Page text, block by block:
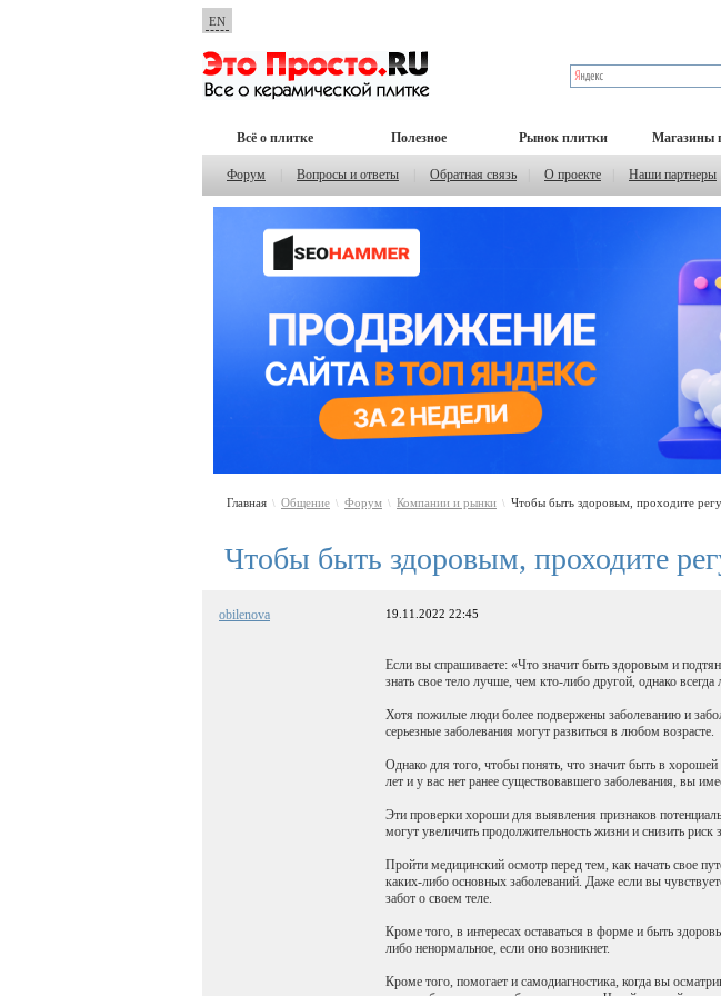
EN
Всё о плитке Полезное Рынок плитки Магазины
Форум Вопросы и ответы Обратная связь О проекте Наши партнеры
Главная \ Общение \ Форум \ Компании и рынки \ Чтобы быть здоровым, проходите
Чтобы быть здоровым, проходите
obilenova 19.11.2022 22:45
Если вы спрашиваете: «Что значит быть здоровым и
знать свое тело лучше, чем кто-либо другой, однако
Хотя пожилые люди более подвержены заболеванию и
серьезные заболевания могут развиться в любом возрасте.
Однако для того, чтобы понять, что значит быть в
лет и у вас нет ранее существовавшего заболевания, вы
Эти проверки хороши для выявления признаков
могут увеличить продолжительность жизни и снизить риск
Пройти медицинский осмотр перед тем, как начать свое
каких-либо основных заболеваний. Даже если вы
забот о своем теле.
Кроме того, в интересах оставаться в форме и быть
либо ненормальное, если оно возникнет.
Кроме того, помогает и самодиагностика, когда вы